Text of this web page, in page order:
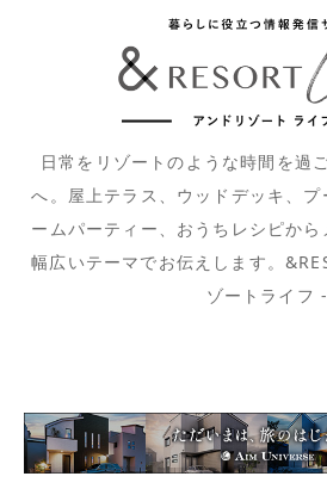
日常をリゾートのような時間を過
へ。屋上テラス、ウッドデッキ、
ームパーティー、おうちレシピか
幅広いテーマでお伝えします。
ゾートライフ -